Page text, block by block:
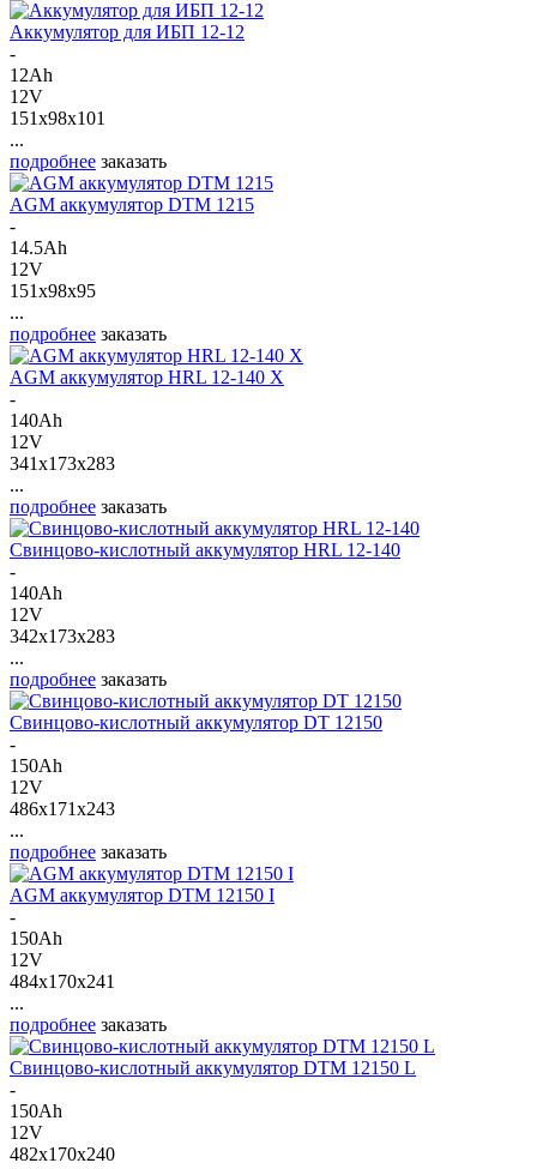
Аккумулятор для ИБП 12-12
-
12Ah
12V
151x98x101
...
подробнее заказать
AGM аккумулятор DTM 1215
-
14.5Ah
12V
151x98x95
...
подробнее заказать
AGM аккумулятор HRL 12-140 X
-
140Ah
12V
341x173x283
...
подробнее заказать
Свинцово-кислотный аккумулятор HRL 12-140
-
140Ah
12V
342x173x283
...
подробнее заказать
Свинцово-кислотный аккумулятор DT 12150
-
150Ah
12V
486x171x243
...
подробнее заказать
AGM аккумулятор DTM 12150 I
-
150Ah
12V
484x170x241
...
подробнее заказать
Свинцово-кислотный аккумулятор DTM 12150 L
-
150Ah
12V
482x170x240